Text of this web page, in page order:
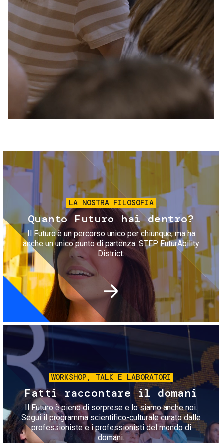
Servizi e accessibilità
Contatti
FAQ
Biglietti
Immagine
LA NOSTRA FILOSOFIA
Quanto Futuro hai dentro?
Il Futuro è un percorso unico per chiunque, ma ha
anche un unico punto di partenza: STEP FuturAbility
District.
Immagine
WORKSHOP, TALK E LABORATORI
Fatti raccontare il domani
Il Futuro è pieno di sorprese e lo siamo anche noi.
Segui il programma scientifico-culturale curato dalle
professioniste e i professionisti del mondo di
domani.